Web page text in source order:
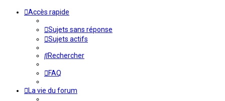
Accès rapide
Sujets sans réponse
Sujets actifs
Rechercher
FAQ
La vie du forum